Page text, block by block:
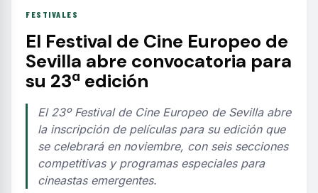
FESTIVALES
El Festival de Cine Europeo de
Sevilla abre convocatoria para
su 23ª edición
El 23º Festival de Cine Europeo de Sevilla abre
la inscripción de películas para su edición que
se celebrará en noviembre, con seis secciones
competitivas y programas especiales para
cineastas emergentes.